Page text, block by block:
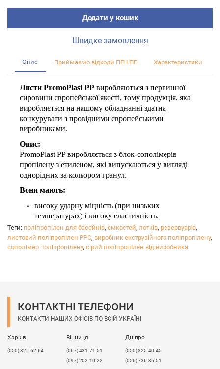
Додати у кошик
Швидке замовлення
Опис Приймаємо відходи ПП і ПЕ Характеристики
Листи PromoPlast PP виробляються з первинної
сировини європейської якості, тому продукція, яка
виробляється на нашому обладнанні здатна
конкурувати з провідними європейськими
виробниками.
Опис:
PromoPlast PP виробляється з блок-сополімерів
пропілену з етиленом, які випускаються у вигляді
однорідних за кольором гранул.
Вони мають:
високу ударну міцність (при низьких
температурах) і високу еластичність;
підвищену довготривалу термічну стабільність;
стійкість до термоокислювального руйнування
під час виробництва і переробки поліпропілену,
В процесі виробництва дотримується контроль якості і
Теги: поліпропілен для басейнів, ємкостей, лотків, резервуарів,
листовий поліпропілен PPC, виробник екструзійного поліпропілену,
сополімер поліпропілену, сірий поліпропілен від виробника
КОНТАКТНІ ТЕЛЕФОНИ
КОНТАКТИ НАШИХ ОФІСІВ ПО ВСІЙ УКРАЇНІ
Харків
(050) 325-62-64
Вінниця
(067) 431-71-51
(097) 202-10-22
Дніпро
(050) 325-40-45
(056) 736-35-51